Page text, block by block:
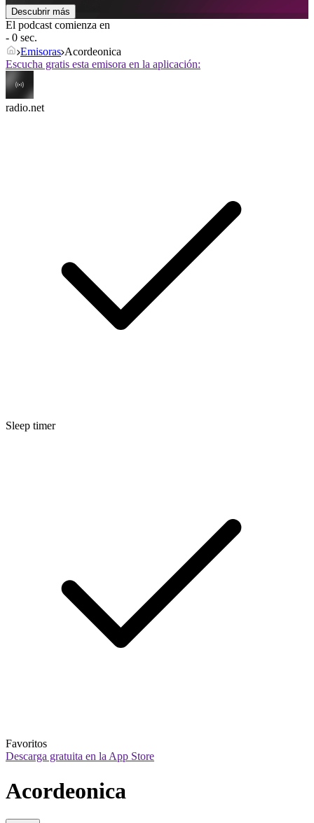
Descubrir más
El podcast comienza en
- 0 sec.
Emisoras Acordeonica
Escucha gratis esta emisora en la aplicación:
radio.net
Sleep timer
Favoritos
Descarga gratuita en la App Store
Acordeonica